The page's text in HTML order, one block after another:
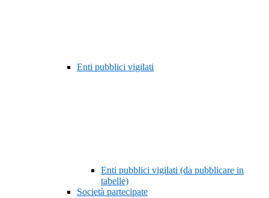
Enti pubblici vigilati
Enti pubblici vigilati (da pubblicare in
tabelle)
Società partecipate